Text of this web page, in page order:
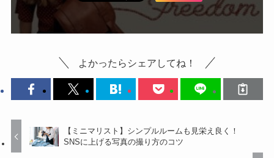
よかったらシェアしてね！
【ミニマリスト】シンプルルームも見栄え良く！
SNSに上げる写真の撮り方のコツ